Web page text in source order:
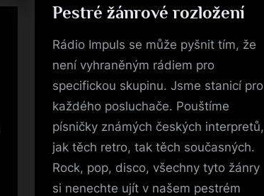
Pestré žánrové rozložení
Rádio Impuls se může pyšnit tím, že
není vyhraněným rádiem pro
specifickou skupinu. Jsme stanicí pro
každého posluchače. Pouštíme
písničky známých českých interpretů,
jak těch retro, tak těch současných.
Rock, pop, disco, všechny tyto žánry
si nenechte ujít v našem pestrém